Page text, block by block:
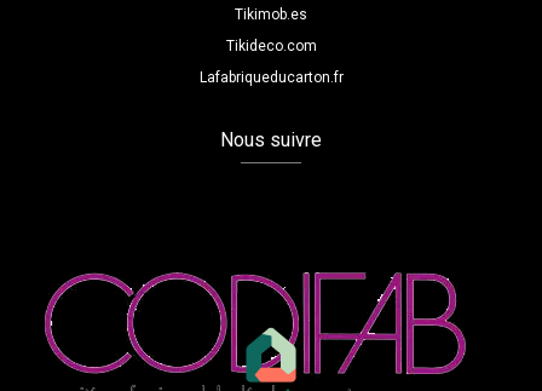
Tikimob.es
Tikideco.com
Lafabriqueducarton.fr
Nous suivre